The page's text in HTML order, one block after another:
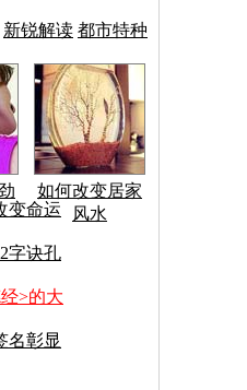
新锐解读 都市特种
如何改变居家
风水
变命运
字诀孔
>的大
名彰显